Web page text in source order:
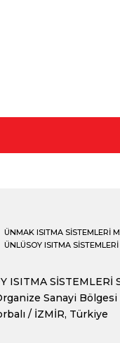
ÜNMAK ISITMA SİSTEMLERİ
ÜNLÜSOY ISITMA
ISITMA SİSTEMLERİ
Sanayi Bölgesi
/ İZMİR, Türkiye